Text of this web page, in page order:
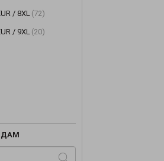
/ 8XL (72)
/ 9XL (20)